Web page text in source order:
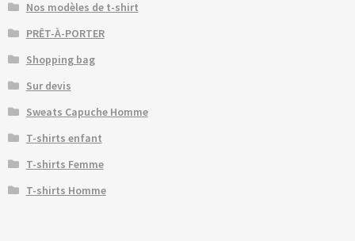
Nos modèles de t-shirt
PRÊT-À-PORTER
Shopping bag
Sur devis
Sweats Capuche Homme
T-shirts enfant
T-shirts Femme
T-shirts Homme